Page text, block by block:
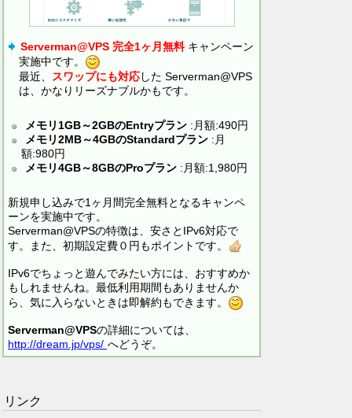
Serverman@VPS 完全1ヶ月無料キャンペーン
実施中です。
最近、 スワップにも対応した Serverman@VPS
は、かなりリーズナブルかもです。
メモリ1GB～2GBのEntryプラン :月額:490円
メモリ2MB～4GBのStandardプラン :月
額:980円
メモリ4GB～8GBのProプラン :月額:1,980円
新規申し込みで1ヶ月間完全無料となるキャンペ
ーンを実施中です。
Serverman@VPSの特徴は、安さとIPv6対応で
す。また、初期設定費０円もポイントです。
IPv6でちょっと遊んでみたい方には、おすすめか
もしれませんね。最低利用期間もありませんか
ら、気に入らないときは即解約もできます。
Serverman@VPSの詳細については、
http://dream.jp/vps/ へどうぞ。
リンク